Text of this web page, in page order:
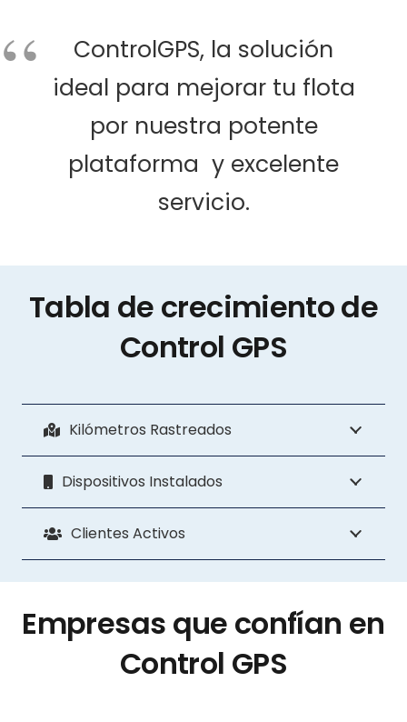
ControlGPS, la solución
ideal para mejorar tu flota
por nuestra potente
plataforma y excelente
servicio.
Tabla de crecimiento de
Control GPS
Kilómetros Rastreados
Dispositivos Instalados
Clientes Activos
Empresas que confían en
Control GPS